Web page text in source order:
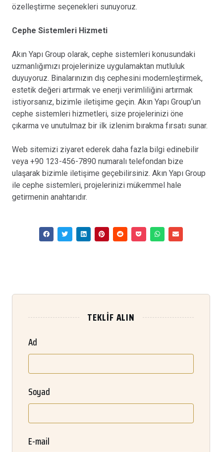
özelleştirme seçenekleri sunuyoruz.
Cephe Sistemleri Hizmeti
Akın Yapı Group olarak, cephe sistemleri konusundaki
uzmanlığımızı projelerinize uygulamaktan mutluluk
duyuyoruz. Binalarınızın dış cephesini modernleştirmek,
estetik değeri artırmak ve enerji verimliliğini artırmak
istiyorsanız, bizimle iletişime geçin. Akın Yapı Group’un
cephe sistemleri hizmetleri, size projelerinizi öne
çıkarma ve unutulmaz bir ilk izlenim bırakma fırsatı sunar.
Web sitemizi ziyaret ederek daha fazla bilgi edinebilir
veya +90 123-456-7890 numaralı telefondan bize
ulaşarak bizimle iletişime geçebilirsiniz. Akın Yapı Group
ile cephe sistemleri, projelerinizi mükemmel hale
getirmenin anahtarıdır.
TEKLIF ALIN
Ad
Soyad
E-mail